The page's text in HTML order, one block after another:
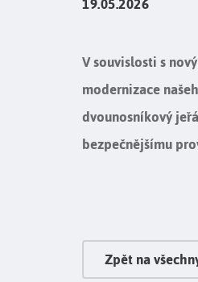
19.05.2026
V souvislosti s
modernizace
dvounosníkový
bezpečnějšímu
Zpět na